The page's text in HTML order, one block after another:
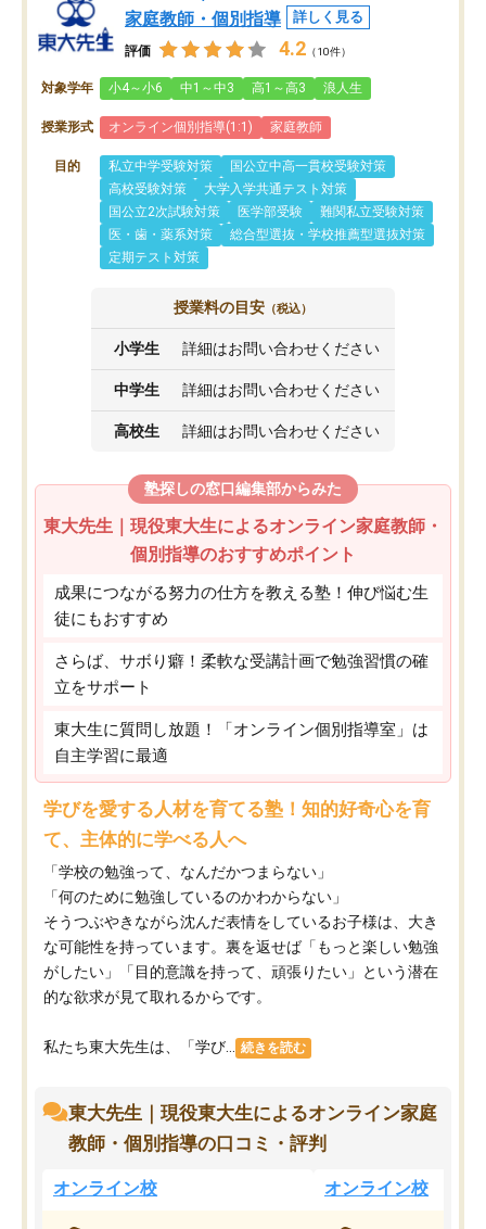
家庭教師・個別指導
詳しく見る
評価 4.2 （10件）
対象学年 小4～小6 中1～中3 高1～高3 浪人生
授業形式 オンライン個別指導(1:1) 家庭教師
目的 私立中学受験対策
国公立中高一貫校受験対策
高校受験対策
大学入学共通テスト対策
国公立2次試験対策
医学部受験
難関私立受験対策
医・歯・薬系対策
総合型選抜・学校推薦型選抜対策
定期テスト対策
授業料の目安 （税込）
小学生 詳細はお問い合わせください
中学生 詳細はお問い合わせください
高校生 詳細はお問い合わせください
塾探しの窓口編集部からみた
東大先生｜現役東大生によるオンライン家庭教師・
個別指導のおすすめポイント
成果につながる努力の仕方を教える塾！伸び悩む生
徒にもおすすめ
さらば、サボり癖！柔軟な受講計画で勉強習慣の確
立をサポート
東大生に質問し放題！「オンライン個別指導室」は
自主学習に最適
学びを愛する人材を育てる塾！知的好奇心を育
て、主体的に学べる人へ
「学校の勉強って、なんだかつまらない」
「何のために勉強しているのかわからない」
そうつぶやきながら沈んだ表情をしているお子様は、大き
な可能性を持っています。裏を返せば「もっと楽しい勉強
がしたい」「目的意識を持って、頑張りたい」という潜在
的な欲求が見て取れるからです。
私たち東大先生は、「学び... 続きを読む
東大先生｜現役東大生によるオンライン家庭
教師・個別指導の口コミ・評判
オンライン校 オンライン校